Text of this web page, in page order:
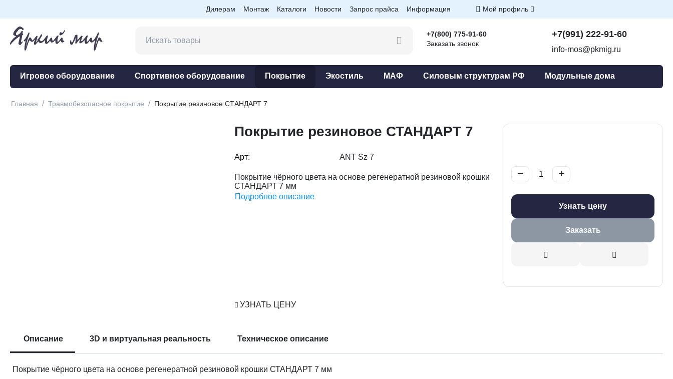
Дилерам Монтаж Каталоги Новости Запрос прайса Информация Мой профиль
+7(800) 775-91-60
Заказать звонок
+7(991) 222-91-60
info-mos@pkmig.ru
Игровое оборудование Спортивное оборудование Покрытие Экостиль МАФ Силовым структурам РФ Модульные дома
Главная / Травмобезопасное покрытие / Покрытие резиновое СТАНДАРТ 7
Покрытие резиновое СТАНДАРТ 7
Арт: ANT Sz 7
Покрытие чёрного цвета на основе регенератной резиновой крошки
СТАНДАРТ 7 мм
Подробное описание
+
−
Узнать цену
Заказать
УЗНАТЬ ЦЕНУ
Описание 3D и виртуальная реальность Техническое описание
Покрытие чёрного цвета на основе регенератной резиновой крошки СТАНДАРТ 7 мм